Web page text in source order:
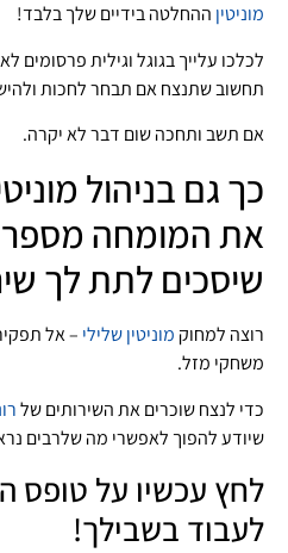
מוניטין ההחלטה בידיים שלך בלבד!
לכלכו עלייך בגוגל וגילית פרסומים
תחשוב שתנצח אם תבחר לחכות
אם תשב ותחכה שום דבר לא יקרה.
כך גם בניהול
שיסכים לתת לך
רוצה למחוק מוניטין שלילי – אל
משחקי מזל.
כדי לנצח שוכרים את השירותים של
שיודע להפוך לאפשרי מה שלרבים
לחץ עכשיו על טופס
לעבוד בשבילך!